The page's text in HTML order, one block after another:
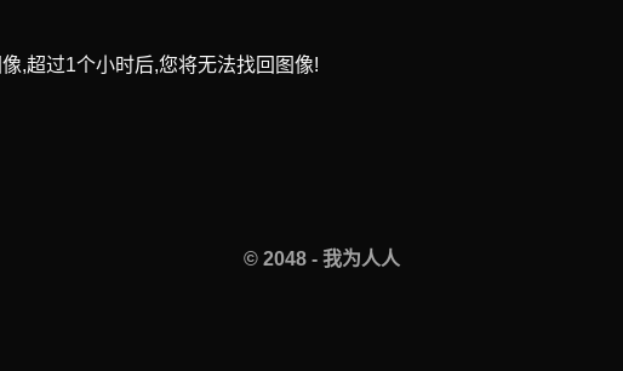
,超过1个小时后,您将无法找回图像!
© 2048 - 我为人人